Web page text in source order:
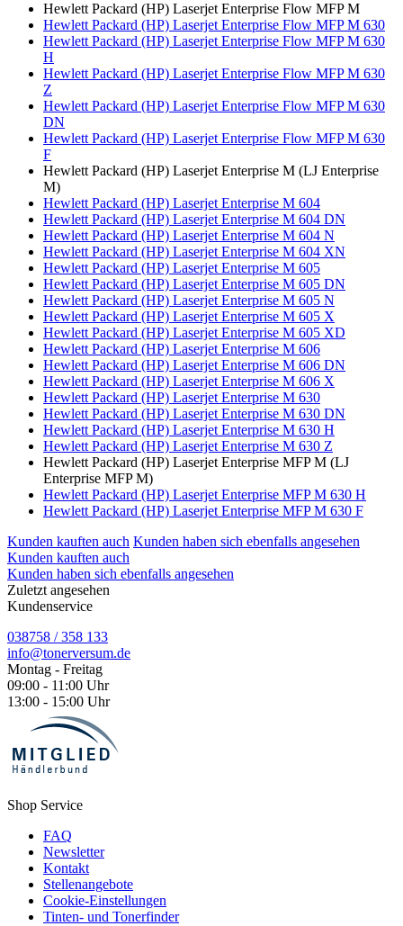
Hewlett Packard (HP) Laserjet Enterprise Flow MFP M
Hewlett Packard (HP) Laserjet Enterprise Flow MFP M 630
Hewlett Packard (HP) Laserjet Enterprise Flow MFP M 630
H
Hewlett Packard (HP) Laserjet Enterprise Flow MFP M 630
Z
Hewlett Packard (HP) Laserjet Enterprise Flow MFP M 630
DN
Hewlett Packard (HP) Laserjet Enterprise Flow MFP M 630
F
Hewlett Packard (HP) Laserjet Enterprise M (LJ Enterprise
M)
Hewlett Packard (HP) Laserjet Enterprise M 604
Hewlett Packard (HP) Laserjet Enterprise M 604 DN
Hewlett Packard (HP) Laserjet Enterprise M 604 N
Hewlett Packard (HP) Laserjet Enterprise M 604 XN
Hewlett Packard (HP) Laserjet Enterprise M 605
Hewlett Packard (HP) Laserjet Enterprise M 605 DN
Hewlett Packard (HP) Laserjet Enterprise M 605 N
Hewlett Packard (HP) Laserjet Enterprise M 605 X
Hewlett Packard (HP) Laserjet Enterprise M 605 XD
Hewlett Packard (HP) Laserjet Enterprise M 606
Hewlett Packard (HP) Laserjet Enterprise M 606 DN
Hewlett Packard (HP) Laserjet Enterprise M 606 X
Hewlett Packard (HP) Laserjet Enterprise M 630
Hewlett Packard (HP) Laserjet Enterprise M 630 DN
Hewlett Packard (HP) Laserjet Enterprise M 630 H
Hewlett Packard (HP) Laserjet Enterprise M 630 Z
Hewlett Packard (HP) Laserjet Enterprise MFP M (LJ
Enterprise MFP M)
Hewlett Packard (HP) Laserjet Enterprise MFP M 630 H
Hewlett Packard (HP) Laserjet Enterprise MFP M 630 F
Kunden kauften auch Kunden haben sich ebenfalls angesehen
Kunden kauften auch
Kunden haben sich ebenfalls angesehen
Zuletzt angesehen
Kundenservice
038758 / 358 133
info@tonerversum.de
Montag - Freitag
09:00 - 11:00 Uhr
13:00 - 15:00 Uhr
Shop Service
FAQ
Newsletter
Kontakt
Stellenangebote
Cookie-Einstellungen
Tinten- und Tonerfinder